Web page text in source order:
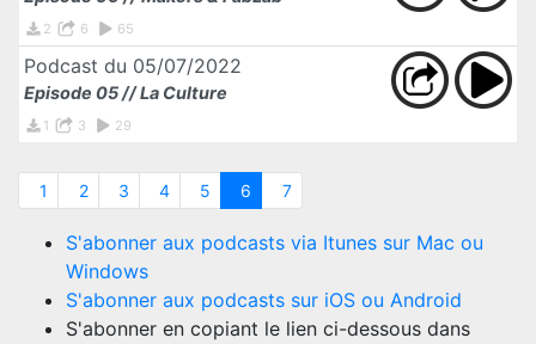
2 6 65
Podcast du 05/07/2022
Episode 05 // La Culture
1 3 29
1 2 3 4 5 6 7
S'abonner aux podcasts via Itunes sur Mac ou
Windows
S'abonner aux podcasts sur iOS ou Android
S'abonner en copiant le lien ci-dessous dans